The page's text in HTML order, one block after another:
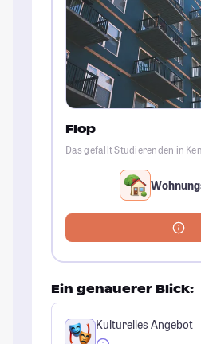
Flop
Das gefällt Studierenden in
Ein genauerer Blick:
Kulturelles Angebot